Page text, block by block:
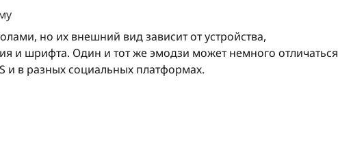
но их внешний вид зависит от устройства,
и шрифта. Один и тот же эмодзи может немного отличаться
и в разных социальных платформах.